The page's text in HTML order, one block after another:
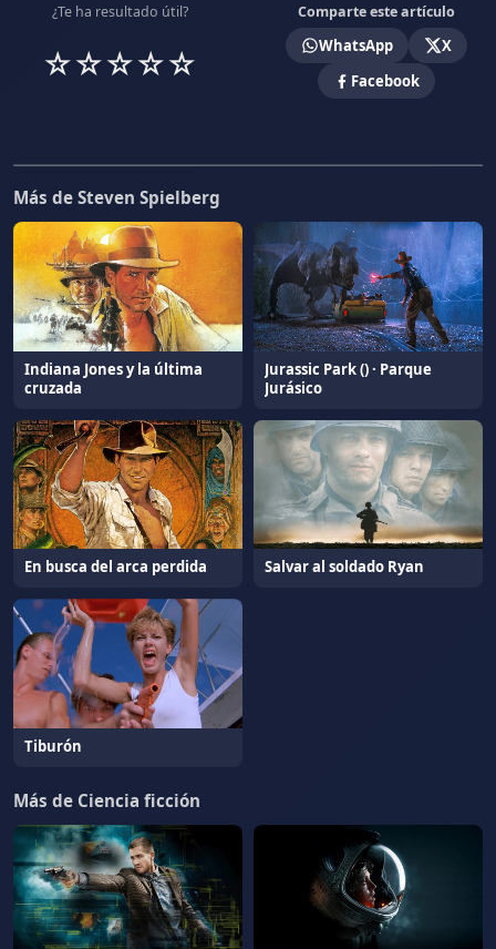
¿Te ha resultado útil? Comparte este artículo
☆☆☆☆☆ WhatsApp
X
Facebook
Más de Steven Spielberg
Indiana Jones y la última
cruzada
Jurassic Park () · Parque
Jurásico
En busca del arca perdida Salvar al soldado Ryan
Tiburón
Más de Ciencia ficción